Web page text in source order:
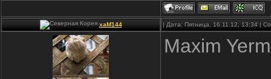
xaM144 | Дата: Пятница, 16.11.12, 13:34 |
Maxim